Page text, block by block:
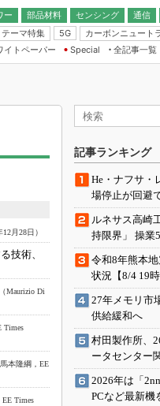
ー 部品材料 センシング
通信
テーマ特集
5G カーボンニュート
IoT・エッジコンピューティング
EXPO
TECHNO-FRONTIER
人とくるま展
イトペーパー
Special
全記事一覧
12月28日）
技術、
（Maurizio Di
Times
馬本隆綱，EE
EE Times
記事ランキング
He・ナフサ
場停止が回避
ルネサス高崎
持限界」 操業
令和8年熊本
状況【8/4 19時
27年メモリ市
供給緩和へ
村田製作所、
ータセンター
2026年は「
PCなど最新機